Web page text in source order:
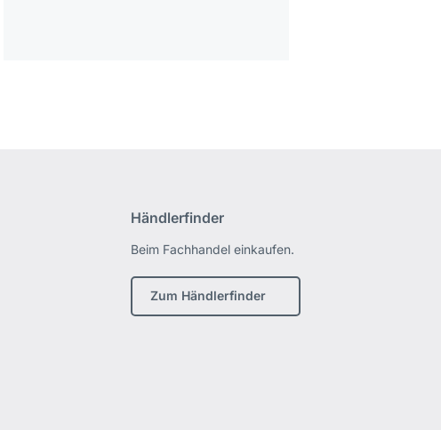
Händlerfinder
Beim Fachhandel einkaufen.
Zum Händlerfinder